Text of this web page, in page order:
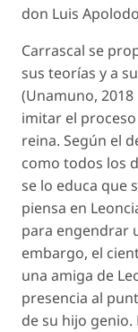
don Luis
Carrascal se
sus teorías y a
(Unamuno,
imitar el
reina. Según el
como todos los
se lo educa que
piensa en
para engendrar
embargo, el
una amiga de
presencia al
de su hijo